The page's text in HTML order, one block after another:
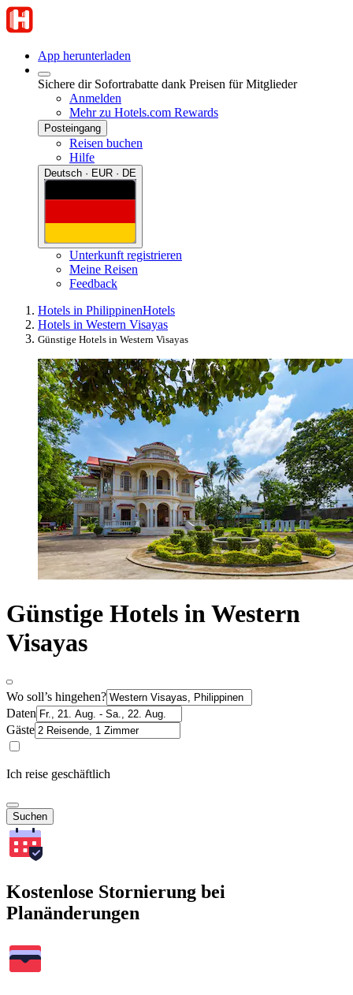
App herunterladen
Sichere dir Sofortrabatte dank Preisen für Mitglieder
Anmelden
Mehr zu Hotels.com Rewards
Posteingang
Reisen buchen
Hilfe
Deutsch · EUR · DE
Unterkunft registrieren
Meine Reisen
Feedback
Hotels in PhilippinenHotels
Hotels in Western Visayas
Günstige Hotels in Western Visayas
Günstige Hotels in Western
Visayas
Wo soll’s hingehen?
Daten
Gäste
Ich reise geschäftlich
Suchen
Kostenlose Stornierung bei
Planänderungen